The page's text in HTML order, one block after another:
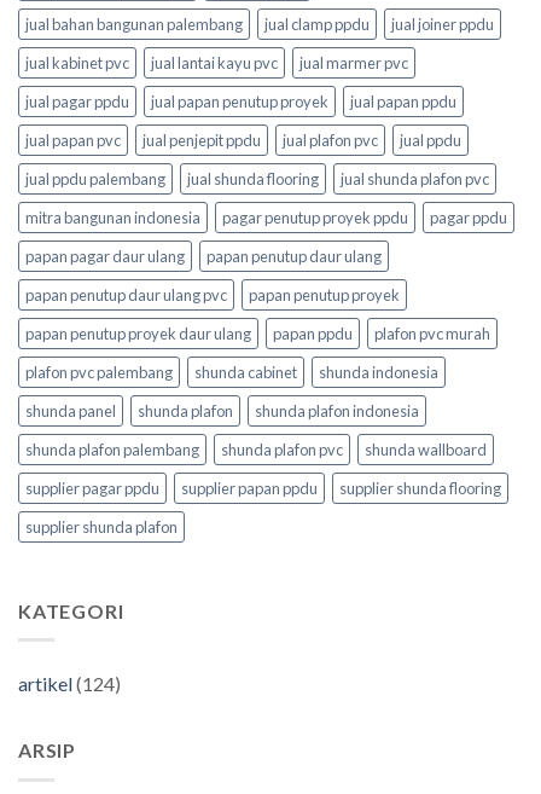
jual bahan bangunan palembang
jual clamp ppdu
jual joiner ppdu
jual kabinet pvc
jual lantai kayu pvc
jual marmer pvc
jual pagar ppdu
jual papan penutup proyek
jual papan ppdu
jual papan pvc
jual penjepit ppdu jual plafon pvc
jual ppdu
jual ppdu palembang
jual shunda flooring
jual shunda plafon pvc
mitra bangunan indonesia
pagar penutup proyek ppdu
pagar ppdu
papan pagar daur ulang
papan penutup daur ulang
papan penutup daur ulang pvc
papan penutup proyek
papan penutup proyek daur ulang
papan ppdu
plafon pvc murah
plafon pvc palembang
shunda cabinet
shunda indonesia
shunda panel
shunda plafon
shunda plafon indonesia
shunda plafon palembang
shunda plafon pvc
shunda wallboard
supplier pagar ppdu
supplier papan ppdu
supplier shunda flooring
supplier shunda plafon
KATEGORI
artikel(124)
ARSIP